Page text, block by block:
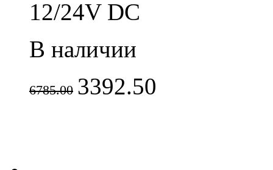
12/24V DC
В наличии
6785.00 3392.50